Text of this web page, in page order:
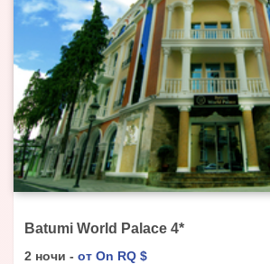
Batumi World Palace 4*
2 ночи - от On RQ $